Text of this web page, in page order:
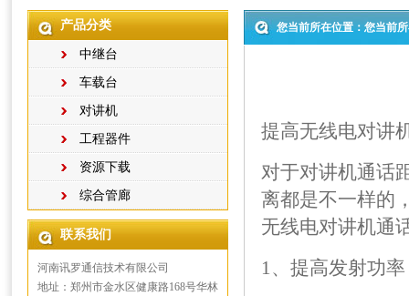
产品分类
中继台
车载台
对讲机
工程器件
资源下载
综合管廊
联系我们
河南讯罗通信技术有限公司
地址：郑州市金水区健康路168号华林
您当前所在位置：您当前
提高无线电对讲
对于对讲机通话
离都是不一样的
无线电对讲机通
1、提高发射功率